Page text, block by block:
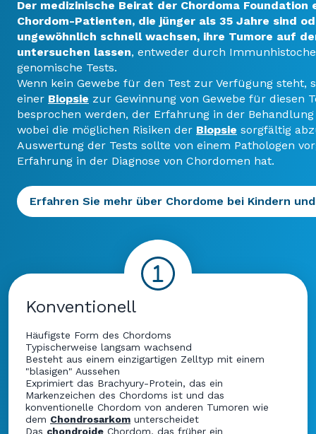
Der medizinische Beirat der Chordoma Foundation
Chordom-Patienten, die jünger als 35 Jahre sind
ungewöhnlich schnell wachsen, ihre Tumore auf
untersuchen lassen, entweder durch
genomische Tests.
Wenn kein Gewebe für den Test zur Verfügung steht,
einer Biopsie zur Gewinnung von Gewebe für diesen
besprochen werden, der Erfahrung in der
wobei die möglichen Risiken der Biopsie sorgfältig
Auswertung der Tests sollte von einem Pathologen
Erfahrung in der Diagnose von Chordomen hat.
Erfahren Sie mehr über Chordome bei Kindern
Konventionell
Häufigste Form des Chordoms
Typischerweise langsam wachsend
Besteht aus einem einzigartigen Zelltyp mit einem
"blasigen" Aussehen
Exprimiert das Brachyury-Protein, das ein
Markenzeichen des Chordoms ist und das
konventionelle Chordom von anderen Tumoren wie
dem Chondrosarkom unterscheidet
Das chondroide Chordom, das früher ein